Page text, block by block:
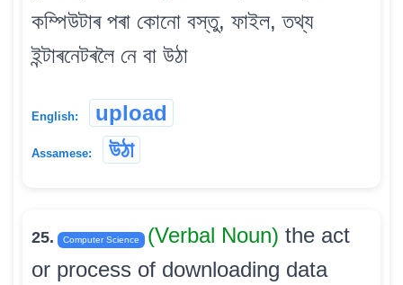
কম্পিউটাৰ পৰা কোনো বস্তু, ফাইল, তথ্য
ইন্টাৰনেটৰলৈ নে বা উঠা
English: upload
Assamese: উঠা
25. Computer Science (Verbal Noun) the act
or process of downloading data